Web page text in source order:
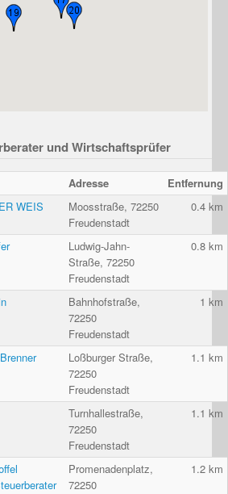
und Wirtschaftsprüfer
Adresse
Entfernung
WEIS
Moosstraße, 72250
Freudenstadt
0.4 km
Ludwig-Jahn-
Straße, 72250
Freudenstadt
0.8 km
Bahnhofstraße,
72250
Freudenstadt
1 km
Loßburger Straße,
72250
Freudenstadt
1.1 km
Turnhallestraße,
72250
Freudenstadt
1.1 km
Promenadenplatz,
72250
1.2 km